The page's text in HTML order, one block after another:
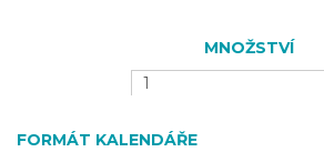
MNOŽSTVÍ
FORMÁT KALENDÁŘE